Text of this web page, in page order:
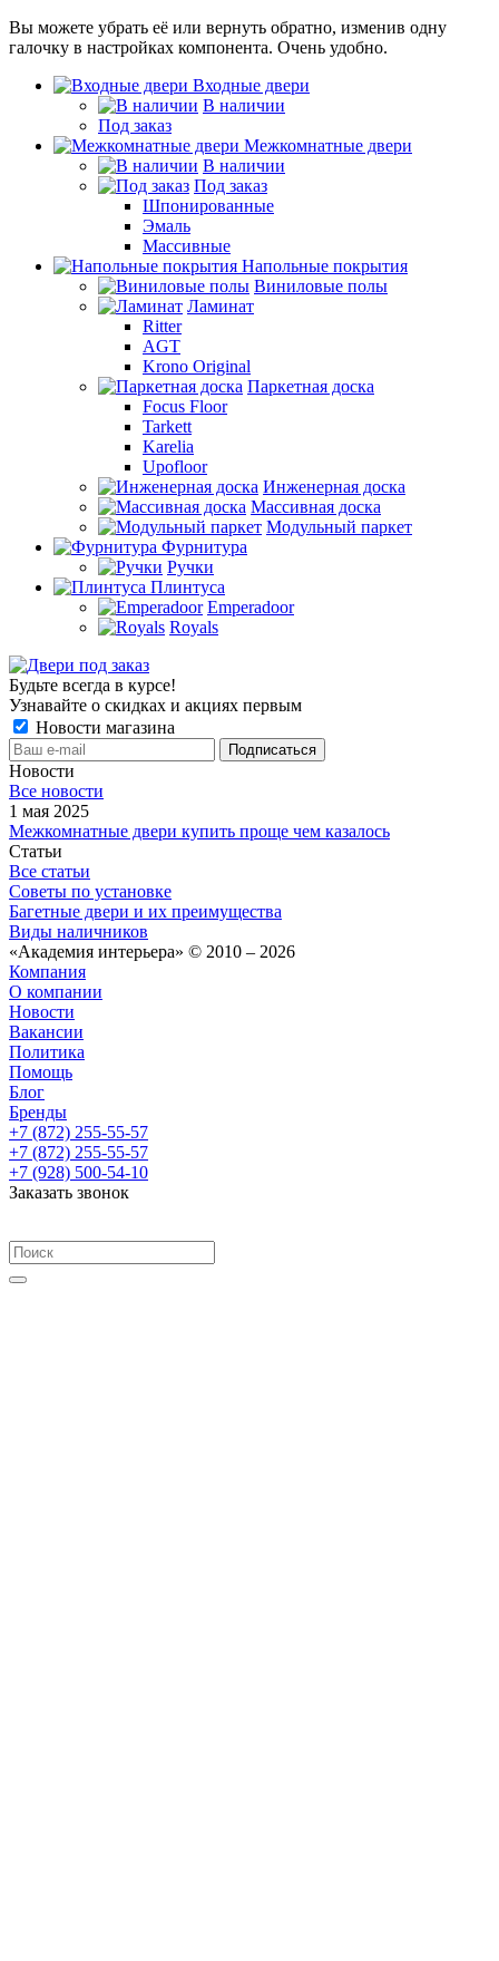
Вы можете убрать её или вернуть обратно, изменив одну
галочку в настройках компонента. Очень удобно.
Входные двери
В наличии
Под заказ
Межкомнатные двери
В наличии
Под заказ
Шпонированные
Эмаль
Массивные
Напольные покрытия
Виниловые полы
Ламинат
Ritter
AGT
Krono Original
Паркетная доска
Focus Floor
Tarkett
Karelia
Upofloor
Инженерная доска
Массивная доска
Модульный паркет
Фурнитура
Ручки
Плинтуса
Emperadoor
Royals
Будьте всегда в курсе!
Узнавайте о скидках и акциях первым
Новости магазина
Новости
Все новости
1 мая 2025
Межкомнатные двери купить проще чем казалось
Статьи
Все статьи
Советы по установке
Багетные двери и их преимущества
Виды наличников
«Академия интерьера» © 2010 – 2026
Компания
О компании
Новости
Вакансии
Политика
Помощь
Блог
Бренды
+7 (872) 255-55-57
+7 (872) 255-55-57
+7 (928) 500-54-10
Заказать звонок